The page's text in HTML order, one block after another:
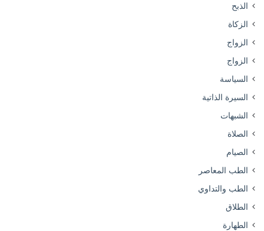
الذبح
الزكاة
الزواج
الزواج
السياسة
السيرة الذاتية
الشبهات
الصلاة
الصيام
الطب المعاصر
الطب والتداوي
الطلاق
الطهارة